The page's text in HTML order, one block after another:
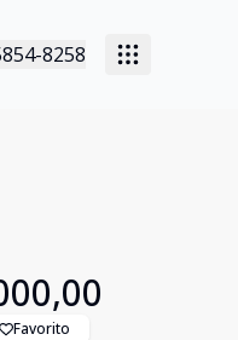
8258
Favorito